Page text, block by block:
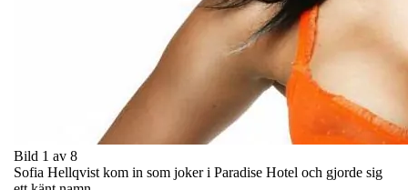
Bild 1 av 8
Sofia Hellqvist kom in som joker i Paradise Hotel och gjorde sig